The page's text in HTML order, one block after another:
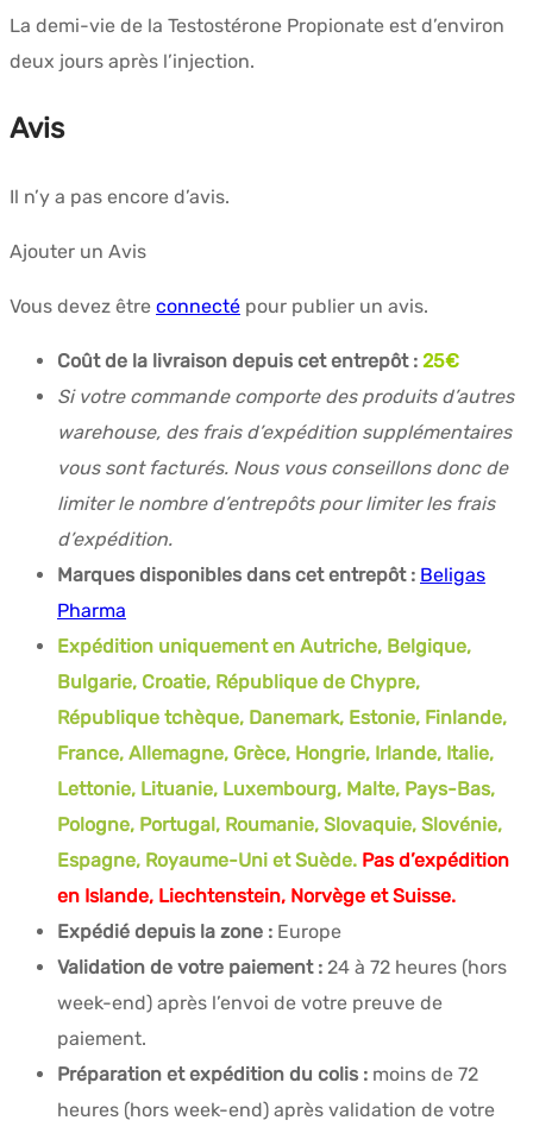
La demi-vie de la Testostérone Propionate est d’environ
deux jours après l’injection.
Avis
Il n’y a pas encore d’avis.
Ajouter un Avis
Vous devez être connecté pour publier un avis.
Coût de la livraison depuis cet entrepôt : 25€
Si votre commande comporte des produits d’autres
warehouse, des frais d’expédition supplémentaires
vous sont facturés. Nous vous conseillons donc de
limiter le nombre d’entrepôts pour limiter les frais
d’expédition.
Marques disponibles dans cet entrepôt : Beligas
Pharma
Expédition uniquement en Autriche, Belgique,
Bulgarie, Croatie, République de Chypre,
République tchèque, Danemark, Estonie, Finlande,
France, Allemagne, Grèce, Hongrie, Irlande, Italie,
Lettonie, Lituanie, Luxembourg, Malte, Pays-Bas,
Pologne, Portugal, Roumanie, Slovaquie, Slovénie,
Espagne, Royaume-Uni et Suède. Pas d’expédition
en Islande, Liechtenstein, Norvège et Suisse.
Expédié depuis la zone : Europe
Validation de votre paiement : 24 à 72 heures (hors
week-end) après l’envoi de votre preuve de
paiement.
Préparation et expédition du colis : moins de 72
heures (hors week-end) après validation de votre